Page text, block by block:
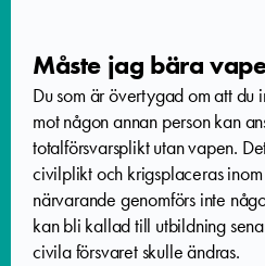
Måste jag bära
Du som är övertygad om att du
mot någon annan person kan
totalförsvarsplikt utan vapen.
civilplikt och krigsplaceras
närvarande genomförs inte
kan bli kallad till utbildning
civila försvaret skulle ändras.